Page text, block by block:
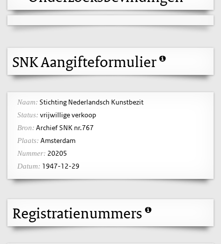
SNK Aangifteformulier
Naam: Stichting Nederlandsch Kunstbezit
Status: vrijwillige verkoop
Bron: Archief SNK nr.767
Plaats: Amsterdam
Nummer: 20205
Datum: 1947-12-29
Registratienummers